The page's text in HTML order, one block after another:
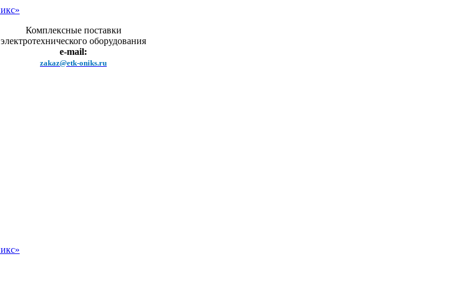
Комплексные поставки
электротехнического оборудования
e-mail:
zakaz@etk-oniks.ru